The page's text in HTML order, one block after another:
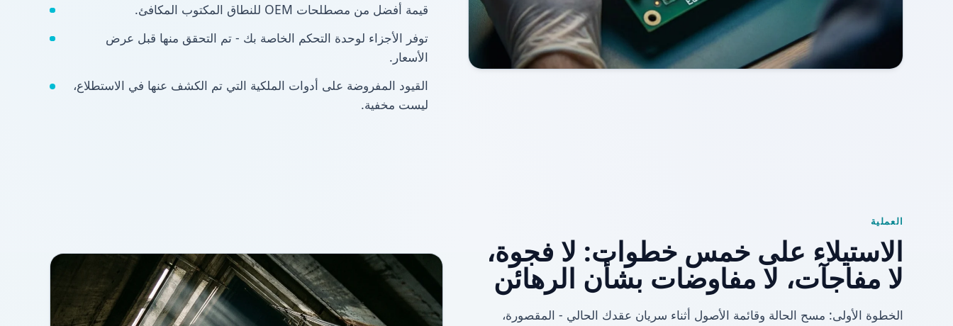
قيمة أفضل من مصطلحات OEM للنطاق المكتوب المكافئ.
توفر الأجزاء لوحدة التحكم الخاصة بك - تم التحقق منها قبل عرض
الأسعار.
القيود المفروضة على أدوات الملكية التي تم الكشف عنها في الاستطلاع،
ليست مخفية.
العملية
الاستيلاء على خمس خطوات: لا فجوة،
لا مفاجآت، لا مفاوضات بشأن الرهائن
الخطوة الأولى: مسح الحالة وقائمة الأصول أثناء سريان عقدك الحالي - المقصورة،